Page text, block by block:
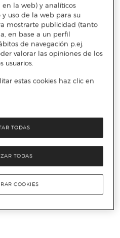
la web) y analíticos
uso de la web para su
mostrarte publicidad (tanto
en base a un perfil
de navegación p.ej.
valorar las opiniones de los
usuarios.
estas cookies haz clic en
TODAS
TODAS
COOKIES